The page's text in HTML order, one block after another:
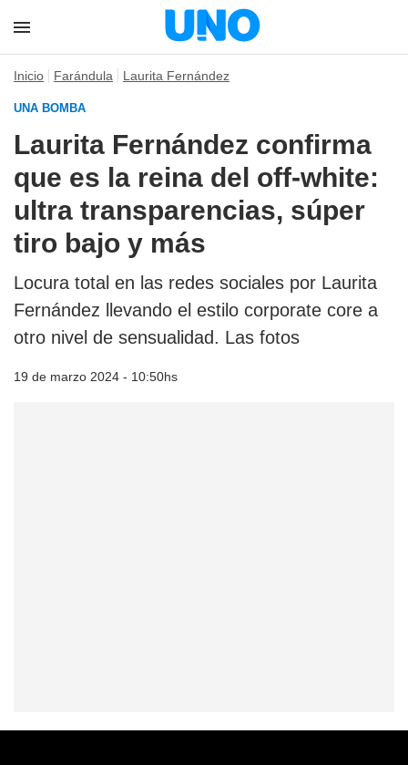
Inicio Farándula Laurita Fernández
UNA BOMBA
Laurita Fernández confirma
que es la reina del off-white:
ultra transparencias, súper
tiro bajo y más
Locura total en las redes sociales por Laurita
Fernández llevando el estilo corporate core a
otro nivel de sensualidad. Las fotos
19 de marzo 2024 - 10:50hs